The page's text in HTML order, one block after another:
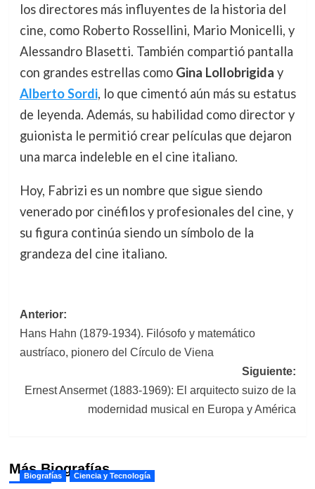
los directores más influyentes de la historia del
cine, como Roberto Rossellini, Mario Monicelli, y
Alessandro Blasetti. También compartió pantalla
con grandes estrellas como Gina Lollobrigida y
Alberto Sordi, lo que cimentó aún más su estatus
de leyenda. Además, su habilidad como director y
guionista le permitió crear películas que dejaron
una marca indeleble en el cine italiano.
Hoy, Fabrizi es un nombre que sigue siendo
venerado por cinéfilos y profesionales del cine, y
su figura continúa siendo un símbolo de la
grandeza del cine italiano.
Navegación
de
entradas
Anterior:
Hans Hahn (1879-1934). Filósofo y matemático
austríaco, pionero del Círculo de Viena
Siguiente:
Ernest Ansermet (1883-1969): El arquitecto suizo de la
modernidad musical en Europa y América
Más Biografías
Biografías Ciencia y Tecnología